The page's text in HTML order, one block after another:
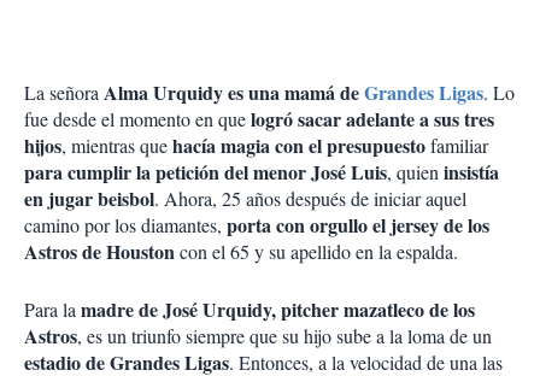
La señoraAlma Urquidy es una mamá deGrandes Ligas. Lo
fue desde el momento en quelogró sacar adelante a sus tres
hijos, mientras quehacía magia con el presupuestofamiliar
para cumplir la petición del menor José Luis, quieninsistía
en jugar beisbol. Ahora, 25 años después de iniciar aquel
camino por los diamantes, porta con orgullo el jersey de los
Astros de Houstoncon el 65 y su apellido en la espalda.
Para lamadre de José Urquidy, pitcher mazatleco de los
Astros, es un triunfo siempre que su hijo sube a la loma de un
estadio de Grandes Ligas. Entonces, a la velocidad de una las